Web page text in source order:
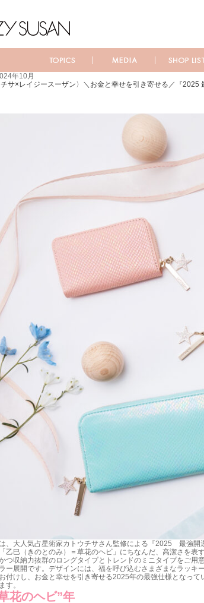
年10月
チサ×レイジースーザン〉＼お金と幸せを引き寄せる／『2025
、大人気占星術家カトウチサさん監修による『2025 最強開
乙巳（きのとのみ）＝草花のヘビ」にちなんだ、高潔さを
つ収納力抜群のロングタイプとトレンドのミニタイプをご
ー展開です。デザインには、福を呼び込むさまざまなラッ
付けし、お金と幸せを引き寄せる2025年の最強仕様となっ
す。
花のヘビ”年